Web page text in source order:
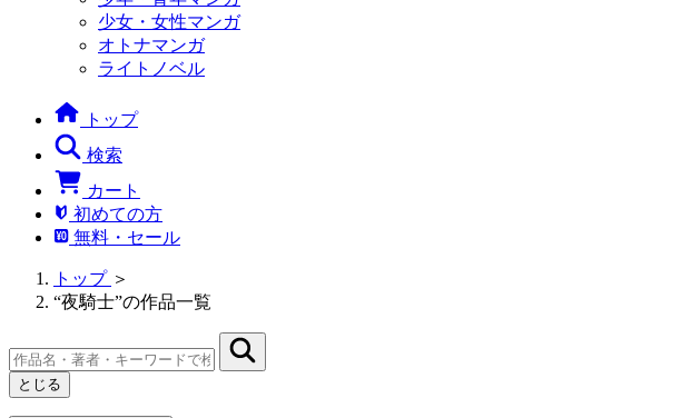
少女・女性マンガ
オトナマンガ
ライトノベル
トップ
検索
カート
初めての方
無料・セール
トップ ＞
“夜騎士”の作品一覧
とじる